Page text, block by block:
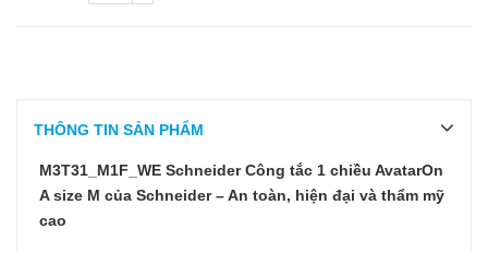
THÔNG TIN SẢN PHẨM
M3T31_M1F_WE Schneider Công tắc 1 chiều AvatarOn
A size M của Schneider – An toàn, hiện đại và thẩm mỹ
cao